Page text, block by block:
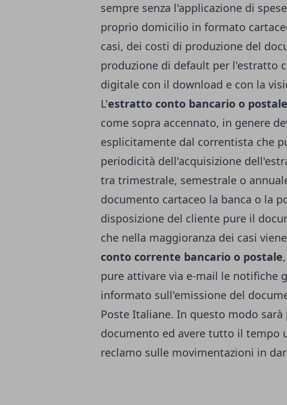
sempre senza l'applicazione di
proprio domicilio in formato
casi, dei costi di produzione del
produzione di default per l'estratto
digitale con il download e con la
L'estratto conto bancario o
come sopra accennato, in genere
esplicitamente dal correntista che
periodicità dell'acquisizione
tra trimestrale, semestrale o
documento cartaceo la banca o la
disposizione del cliente pure il
che nella maggioranza dei casi
conto corrente bancario o postale
pure attivare via e-mail le notifiche
informato sull'emissione del
Poste Italiane. In questo modo
documento ed avere tutto il tempo
reclamo sulle movimentazioni in